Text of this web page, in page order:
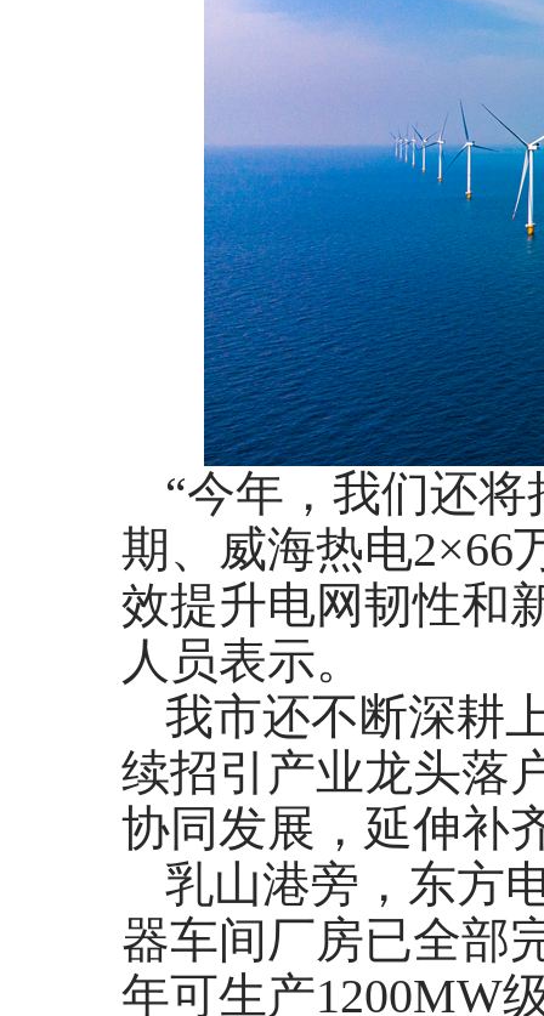
“今年，我们还
期、威海热电2×66
效提升电网韧性和
人员表示。
我市还不断深耕
续招引产业龙头落
协同发展，延伸补
乳山港旁，东方
器车间厂房已全部
年可生产1200MW